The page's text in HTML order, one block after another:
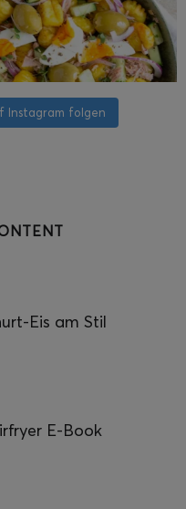
Instagram folgen
Eis am Stil
E-Book